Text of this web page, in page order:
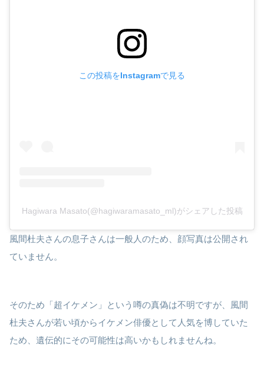
この投稿をInstagramで見る
Hagiwara Masato(@hagiwaramasato_ml)がシェアした投稿
風間杜夫さんの息子さんは一般人のため、顔写真は公開され
ていません。
そのため「超イケメン」という噂の真偽は不明ですが、風間
杜夫さんが若い頃からイケメン俳優として人気を博していた
ため、遺伝的にその可能性は高いかもしれませんね。